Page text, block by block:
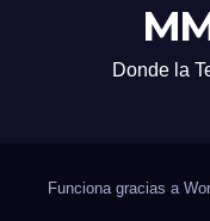
Donde la
Funciona gracias a